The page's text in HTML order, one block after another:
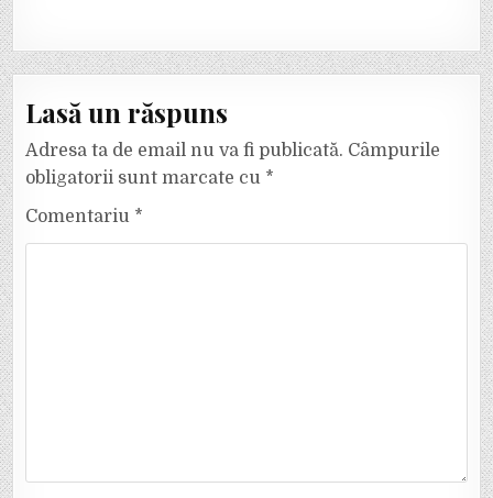
Lasă un răspuns
Adresa ta de email nu va fi publicată. Câmpurile
obligatorii sunt marcate cu *
Comentariu *